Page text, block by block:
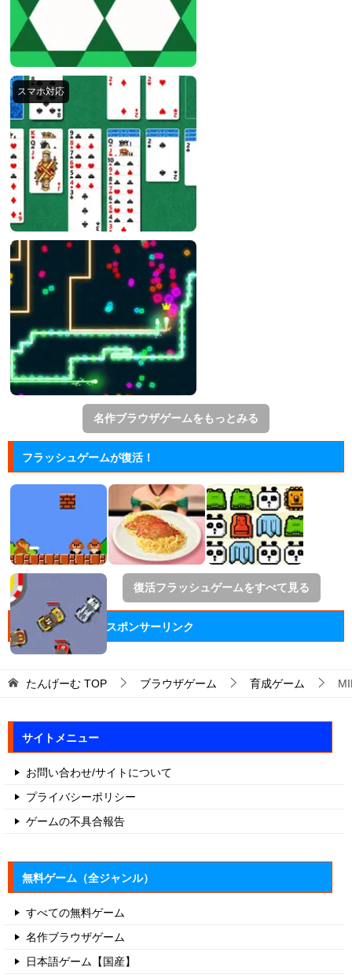
名作ブラウザゲームをもっとみる
フラッシュゲームが復活！
復活フラッシュゲームをすべて見る
スポンサーリンク
たんげーむ TOP ブラウザゲーム 育成ゲーム
サイトメニュー
お問い合わせ/サイトについて
プライバシーポリシー
ゲームの不具合報告
無料ゲーム（全ジャンル）
すべての無料ゲーム
名作ブラウザゲーム
日本語ゲーム【国産】